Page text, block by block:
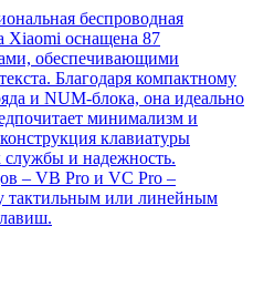
беспроводная
Xiaomi оснащена 87
обеспечивающими
Благодаря компактному
и NUM-блока, она идеально
минимализм и
клавиатуры
службы и надежность.
– VB Pro и VC Pro –
тактильным или линейным